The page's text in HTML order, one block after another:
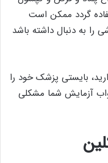
گردد ممکن است
را به دنبال داشته باشد
بایستی پزشک خود را
آزمایش شما مشکلی